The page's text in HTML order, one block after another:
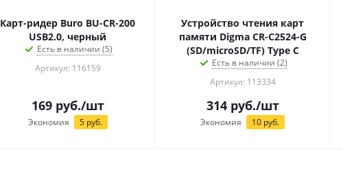
Карт-ридер Buro BU-CR-200
USB2.0, черный
Есть в наличии (5)
Артикул: 116159
169руб./шт
Экономия 5руб.
Устройство чтения карт
памяти Digma CR-С2524-G
(SD/microSD/TF) Type C
Есть в наличии (2)
Артикул: 113334
314руб./шт
Экономия 10 руб.